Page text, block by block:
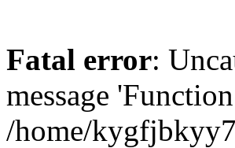
Fatal error:
message
/home/